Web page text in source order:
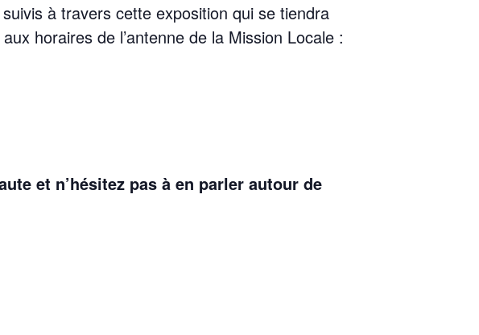
à travers cette exposition qui se tiendra
horaires de l’antenne de la Mission Locale :
et n’hésitez pas à en parler autour de